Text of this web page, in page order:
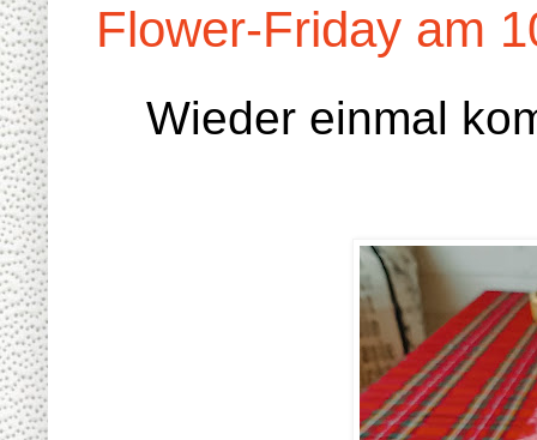
Flower-Friday am
Wieder einmal